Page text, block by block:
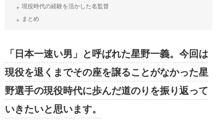
現役時代の経験を活かした名監督
まとめ
「日本一速い男」と呼ばれた星野一義。今回は
現役を退くまでその座を譲ることがなかった星
野選手の現役時代に歩んだ道のりを振り返って
いきたいと思います。